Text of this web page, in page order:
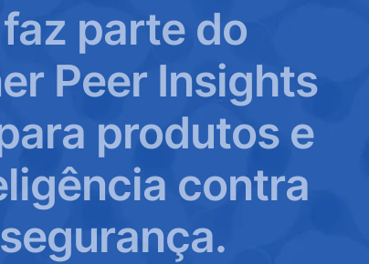
parte do
Peer Insights
produtos e
contra